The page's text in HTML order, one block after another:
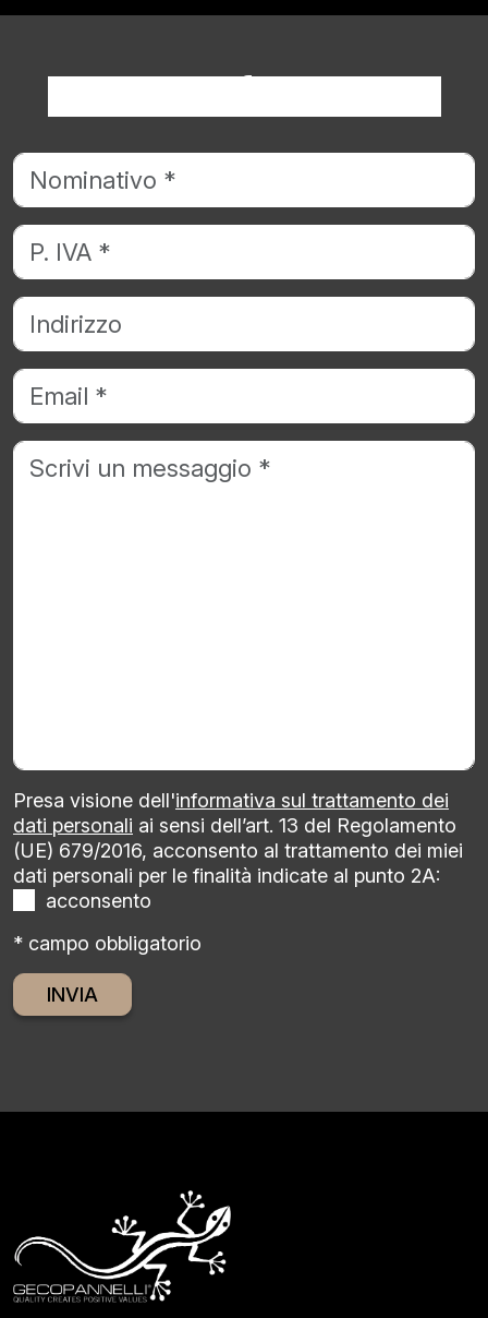
Richiedi informazioni
Presa visione dell'informativa sul trattamento dei
dati personali ai sensi dell’art. 13 del Regolamento
(UE) 679/2016, acconsento al trattamento dei miei
dati personali per le finalità indicate al punto 2A:
acconsento
* campo obbligatorio